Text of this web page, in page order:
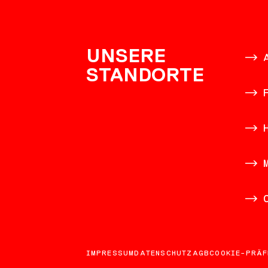
UNSERE
STANDORTE
IMPRESSUMDATENSCHUTZ AGBCOOKIE-